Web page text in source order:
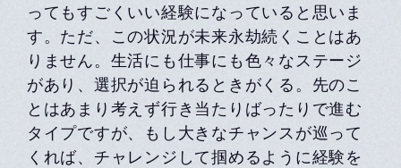
ってもすごくいい経験になっていると思いま
す。ただ、この状況が未来永劫続くことはあ
りません。生活にも仕事にも色々なステージ
があり、選択が迫られるときがくる。先のこ
とはあまり考えず行き当たりばったりで進む
タイプですが、もし大きなチャンスが巡って
くれば、チャレンジして掴めるように経験を